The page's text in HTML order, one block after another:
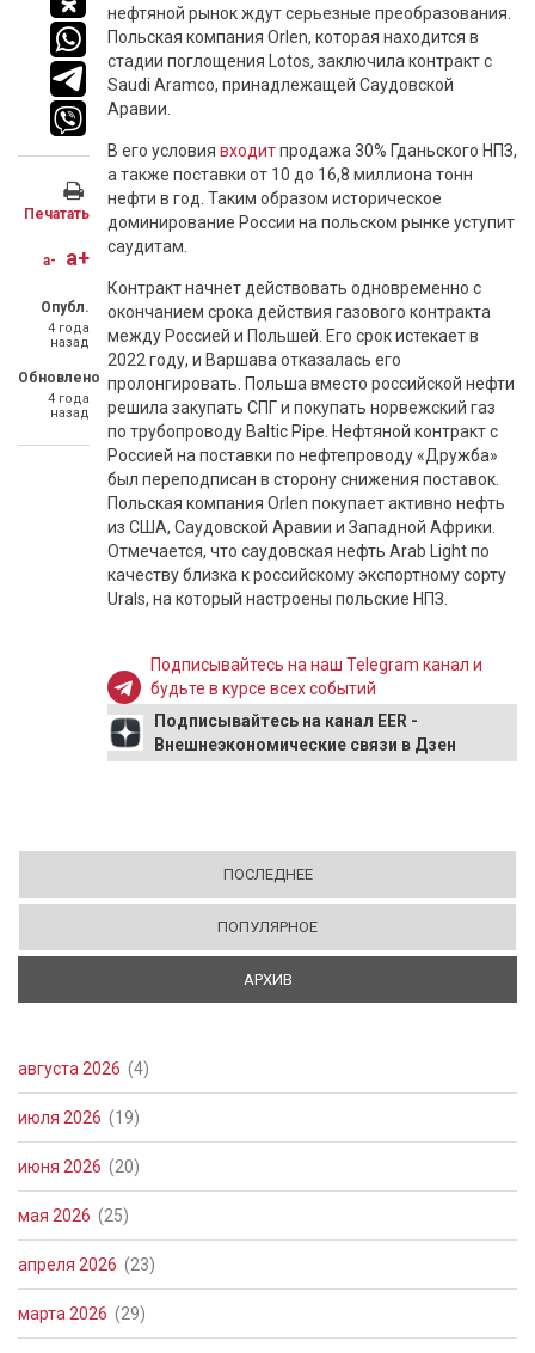
Печатать
a- a+
Опубл.
4 года
назад
Обновлено
4 года
назад
нефтяной рынок ждут серьезные преобразования.
Польская компания Orlen, которая находится в
стадии поглощения Lotos, заключила контракт с
Saudi Aramco, принадлежащей Саудовской
Аравии.
В его условия входитпродажа 30% Гданьского НПЗ,
а также поставки от 10 до 16,8 миллиона тонн
нефти в год. Таким образом историческое
доминирование России на польском рынке уступит
саудитам.
Контракт начнет действовать одновременно с
окончанием срока действия газового контракта
между Россией и Польшей. Его срок истекает в
2022 году, и Варшава отказалась его
пролонгировать. Польша вместо российской нефти
решила закупать СПГ и покупать норвежский газ
по трубопроводу Baltic Pipe. Нефтяной контракт с
Россией на поставки по нефтепроводу «Дружба»
был переподписан в сторону снижения поставок.
Польская компания Orlen покупает активно нефть
из США, Саудовской Аравии и Западной Африки.
Отмечается, что саудовская нефть Arab Light по
качеству близка к российскому экспортному сорту
Urals, на который настроены польские НПЗ.
Подписывайтесь на наш Telegram канал и
будьте в курсе всех событий
Подписывайтесь на канал EER -
Внешнеэкономические связи в Дзен
ПОСЛЕДНЕЕ
ПОПУЛЯРНОЕ
АРХИВ
августа 2026 (4)
июля 2026 (19)
июня 2026 (20)
мая 2026 (25)
апреля 2026 (23)
марта 2026 (29)